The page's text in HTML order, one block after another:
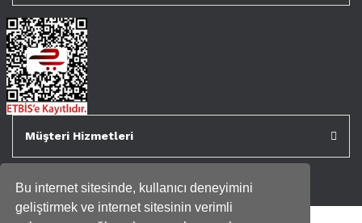
Bu internet sitesinde, kullanıcı deneyimini
geliştirmek ve internet sitesinin verimli
Müşteri Hizmetleri